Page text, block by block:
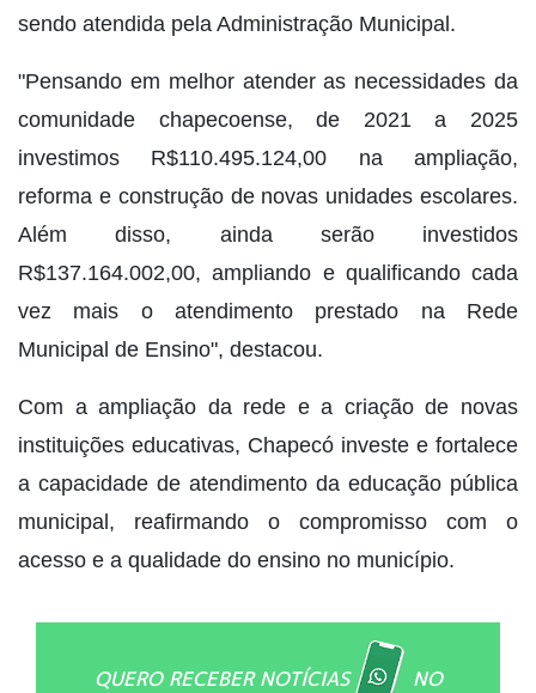
sendo atendida pela Administração Municipal.
"Pensando em melhor atender as necessidades da
comunidade chapecoense, de 2021 a 2025
investimos R$110.495.124,00 na ampliação,
reforma e construção de novas unidades escolares.
Além disso, ainda serão investidos
R$137.164.002,00, ampliando e qualificando cada
vez mais o atendimento prestado na Rede
Municipal de Ensino", destacou.
Com a ampliação da rede e a criação de novas
instituições educativas, Chapecó investe e fortalece
a capacidade de atendimento da educação pública
municipal, reafirmando o compromisso com o
acesso e a qualidade do ensino no município.
QUERO RECEBER NOTÍCIAS NO